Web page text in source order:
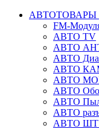
АВТОТОВАРЫ
FM-
АВТО TV
АВТО
АВТО
АВТО
АВТО
АВТО
АВТО
АВТО
АВТО